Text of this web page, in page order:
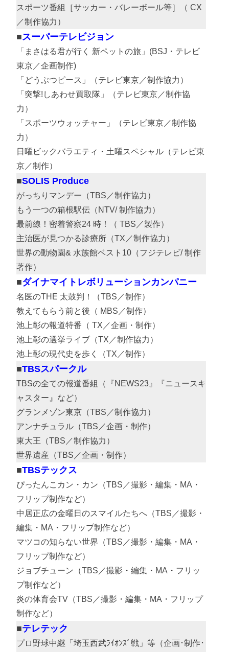
スポーツ番組［サッカー・バレーボール等］（ CX
／制作協力）
スーパーテレビジョン
「まさはる君が行く 新ペットの旅」(BSJ・テレビ
東京／企画制作)
「どうぶつピース」（テレビ東京／制作協力）
「突撃!しあわせ買取隊」（テレビ東京／制作協
力）
「スポーツウォッチャー」（テレビ東京／制作協
力）
日曜ビックバラエティ・土曜スペシャル（テレビ東
京／制作）
SOLIS Produce
がっちりマンデー（TBS／制作協力）
もう一つの箱根駅伝（NTV/ 制作協力）
最前線！密着警察24 時！（ TBS／製作）
主治医が見つかる診療所（TX／制作協力）
世界の動物園& 水族館ベスト10（フジテレビ/ 制作
著作）
ダイナマイトレボリューションカンパニー
名医のTHE 太鼓判！（TBS／制作）
教えてもらう前と後（ MBS／制作）
池上彰の報道特番（ TX／企画・制作）
池上彰の選挙ライブ（TX／制作協力）
池上彰の現代史を歩く（TX／制作）
TBSスパークル
TBSの全ての報道番組（『NEWS23』『ニュースキ
ャスター』など）
グランメゾン東京（TBS／制作協力）
アンナチュラル（TBS／企画・制作）
東大王（TBS／制作協力）
世界遺産（TBS／企画・制作）
TBSテックス
ぴったんこカン・カン（TBS／撮影・編集・MA・
フリップ制作など）
中居正広の金曜日のスマイルたちへ（TBS／撮影・
編集・MA・フリップ制作など）
マツコの知らない世界（TBS／撮影・編集・MA・
フリップ制作など）
ジョブチューン（TBS／撮影・編集・MA・フリッ
プ制作など）
炎の体育会TV（TBS／撮影・編集・MA・フリップ
制作など）
テレテック
プロ野球中継「埼玉西武ﾗｲｵﾝｽﾞ戦」等（企画･制作･